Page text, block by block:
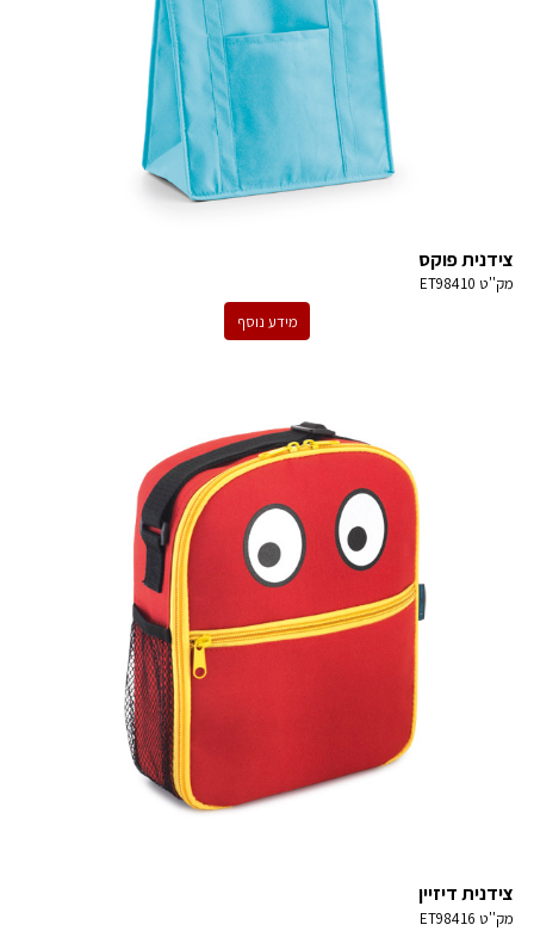
צידנית פוקס
מק''ט ET98410
מידע נוסף
צידנית דיזיין
מק''ט ET98416